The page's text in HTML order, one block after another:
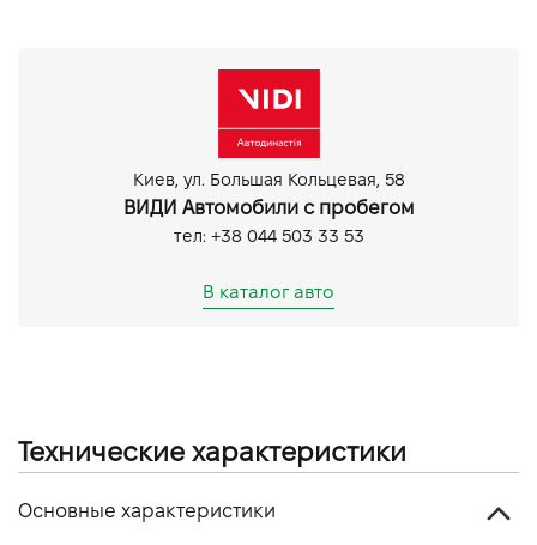
Киев, ул. Большая Кольцевая, 58
ВИДИ Автомобили с пробегом
тел: +38 044 503 33 53
В каталог авто
Технические характеристики
Основные характеристики